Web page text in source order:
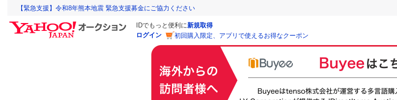
【緊急支援】令和8年熊本地震 緊急支援募金にご協力ください
IDでもっと便利に新規取得
ログイン
初回購入限定、アプリで使えるお得なクーポン